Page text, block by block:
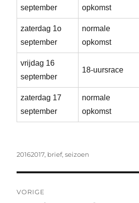
september
opkomst
zaterdag 1o
september
normale
opkomst
vrijdag 16
september
18-uursrace
zaterdag 17
september
normale
opkomst
Tags
20162017, brief,seizoen
VORIGE